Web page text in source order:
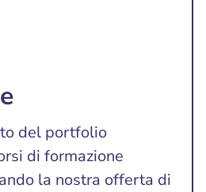
del portfolio
di formazione
la nostra offerta di